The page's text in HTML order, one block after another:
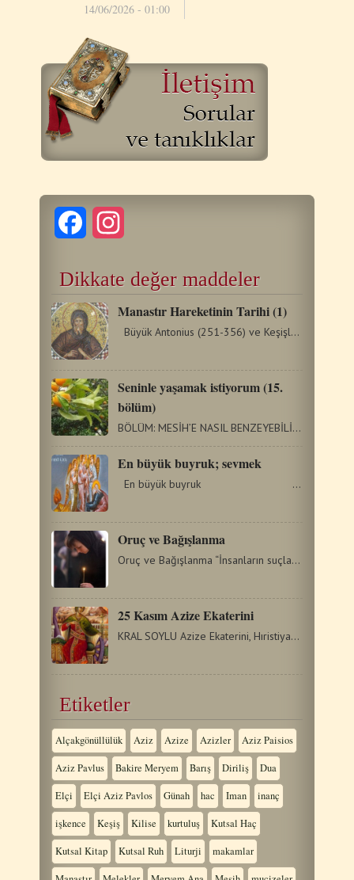
14/06/2026 - 01:00
Facebook
Dikkate değer maddeler
Manastır Hareketinin Tarihi (1)
Büyük Antonius (251-356) ve Keşişlerin Ortaya Çıkması…
Seninle yaşamak istiyorum (15.
bölüm)
BÖLÜM: MESİH’E NASIL BENZEYEBİLİRİM? HAYATIMIZIN AMACI…
En büyük buyruk; sevmek
En büyük buyruk …
Oruç ve Bağışlanma
Oruç ve Bağışlanma “İnsanların suçlarını bağışlarsanız,…
25 Kasım Azize Ekaterini
KRAL SOYLU Azize Ekaterini, Hıristiyanlar tarafından en çok…
Etiketler
Alçakgönüllülük Aziz Azize Azizler Aziz Paisios
Aziz Pavlus Bakire Meryem Barış Diriliş Dua
Elçi Elçi Aziz Pavlos Günah hac Iman inanç
işkence Keşiş Kilise kurtuluş Kutsal Haç
Kutsal Kitap Kutsal Ruh Liturji makamlar